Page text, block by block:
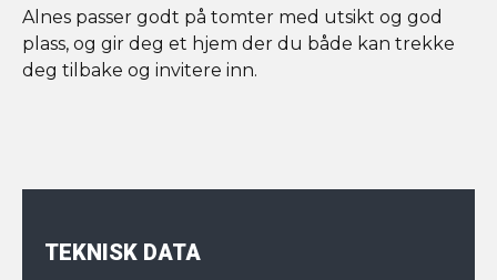
Alnes passer godt på tomter med utsikt og god
plass, og gir deg et hjem der du både kan trekke
deg tilbake og invitere inn.
TEKNISK DATA